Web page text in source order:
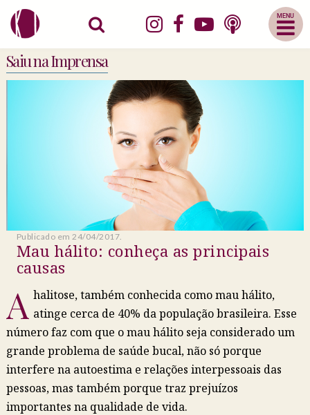
Abrir
Menu
Mobile
Saiu na Imprensa
Publicado em 24/04/2017.
Mau hálito: conheça as principais
causas
A halitose, também conhecida como mau hálito,
atinge cerca de 40% da população brasileira. Esse
número faz com que o mau hálito seja considerado um
grande problema de saúde bucal, não só porque
interfere na autoestima e relações interpessoais das
pessoas, mas também porque traz prejuízos
importantes na qualidade de vida.